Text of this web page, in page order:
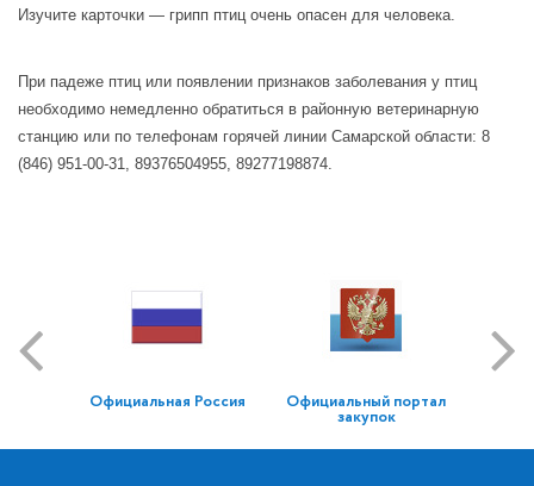
Изучите карточки — грипп птиц очень опасен для человека.
При падеже птиц или появлении признаков заболевания у птиц
необходимо немедленно обратиться в районную ветеринарную
станцию или по телефонам горячей линии Самарской области: 8
(846) 951-00-31, 89376504955, 89277198874.
Официальная Россия Официальный портал
закупок